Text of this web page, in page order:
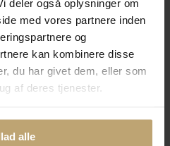
deler også oplysninger om
med vores partnere inden
og
kan kombinere disse
du har givet dem, eller som
af deres tjenester.
alle